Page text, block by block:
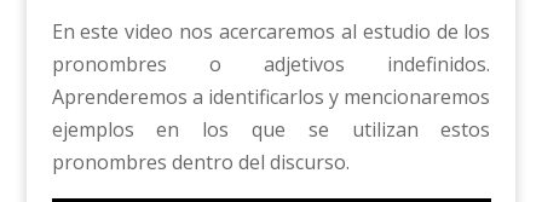
En este video nos acercaremos al estudio de los
pronombres o adjetivos indefinidos.
Aprenderemos a identificarlos y mencionaremos
ejemplos en los que se utilizan estos
pronombres dentro del discurso.